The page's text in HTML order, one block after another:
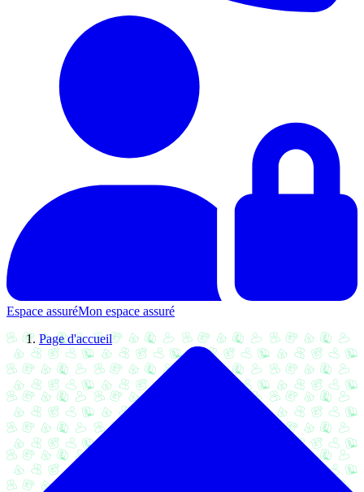
Espace assuréMon espace assuré
Page d'accueil